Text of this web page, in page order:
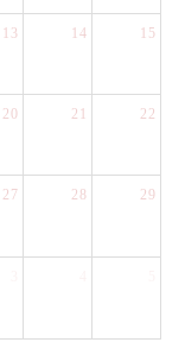
13 14 15
20 21 22
27 28 29